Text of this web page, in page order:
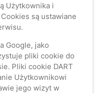
Użytkownika i
są ustawiane
Google, jako
pliki cookie do
Pliki cookie DART
Użytkownikowi
jego wizyt w